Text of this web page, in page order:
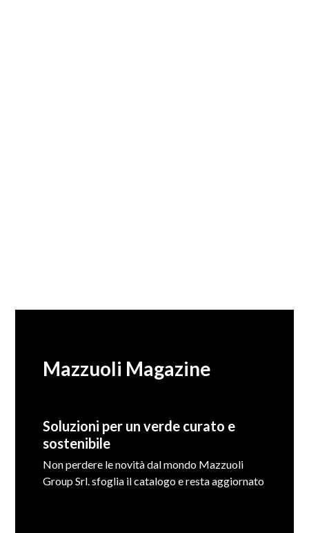
Mazzuoli Magazine
Soluzioni per un verde curato e
sostenibile
Non perdere le novità dal mondo Mazzuoli
Group Srl. sfoglia il catalogo e resta aggiornato